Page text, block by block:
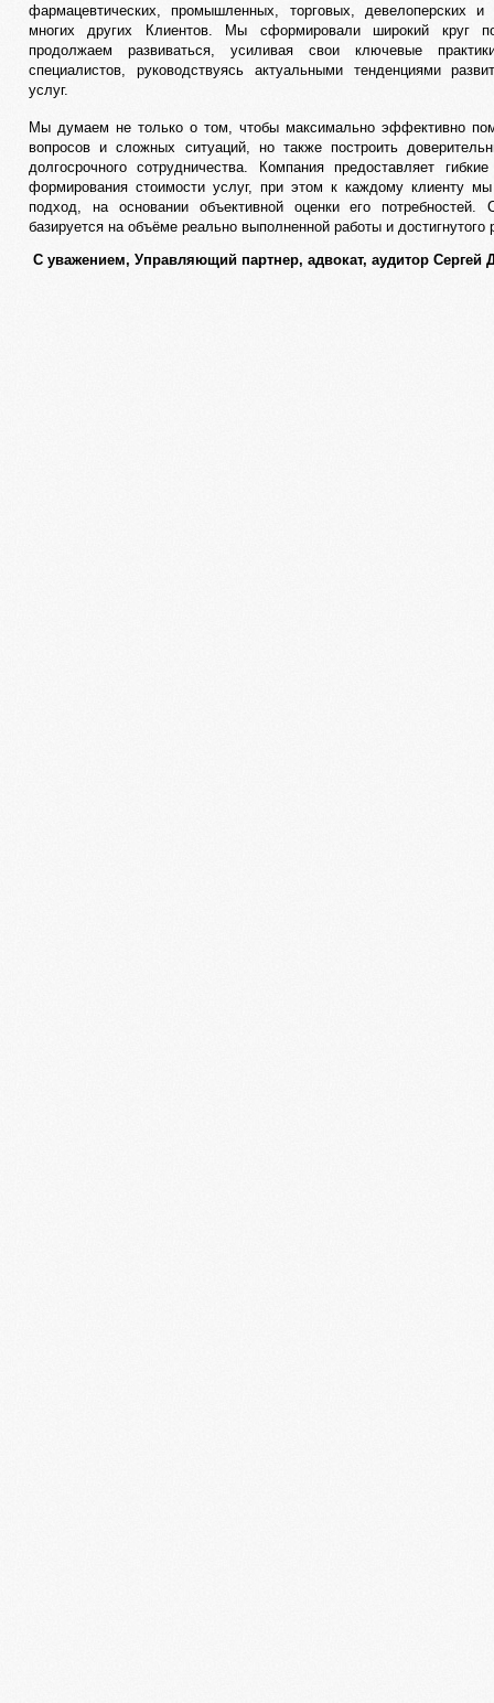
фармацевтических, промышленных, торговых, девелоперских
многих других Клиентов. Мы сформировали широкий круг
продолжаем развиваться, усиливая свои ключевые
специалистов, руководствуясь актуальными тенденциями
услуг.
Мы думаем не только о том, чтобы максимально эффективно
вопросов и сложных ситуаций, но также построить
долгосрочного сотрудничества. Компания предоставляет
формирования стоимости услуг, при этом к каждому клиенту
подход, на основании объективной оценки его потребностей.
базируется на объёме реально выполненной работы и достигнутого
С уважением, Управляющий партнер, адвокат, аудитор Сергей